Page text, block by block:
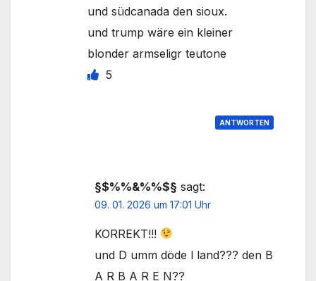
und südcanada den sioux.
und trump wäre ein kleiner
blonder armseligr teutone
5
ANTWORTEN
§$%%&%%$§ sagt:
09. 01. 2026 um 17:01 Uhr
KORREKT!!!
und D umm döde l land??? den B
A R B A R E N??